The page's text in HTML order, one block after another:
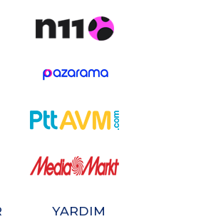
YARDIM